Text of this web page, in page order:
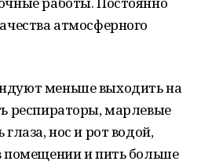
атмосферного
меньше выходить на
респираторы, марлевые
нос и рот водой,
помещении и пить больше